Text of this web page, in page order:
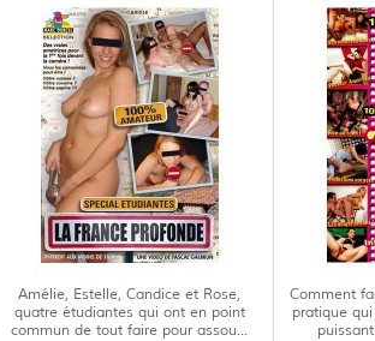
Amélie, Estelle, Candice et Rose,
quatre étudiantes qui ont en point
commun de tout faire pour assou...
Comment
pratique